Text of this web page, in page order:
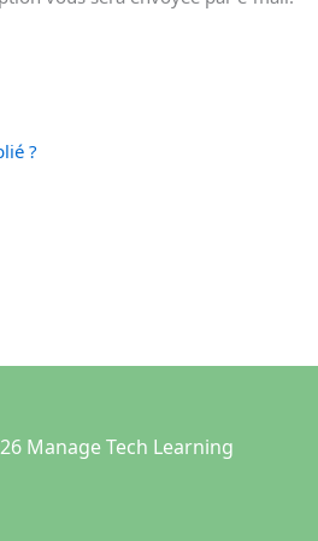
?
Manage Tech Learning